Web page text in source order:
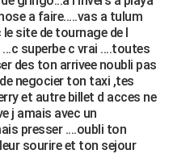
a faire.....vas a tulum
site de tournage de l
superbe c vrai ....toutes
des ton arrivee noubli pas
negocier ton taxi ,tes
et autre billet d acces ne
j amais avec un
presser ....oubli ton
sourire et ton sejour